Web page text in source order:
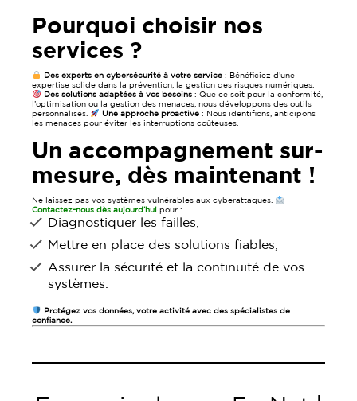
Pourquoi choisir nos
services ?
Des experts en cybersécurité à votre service: Bénéficiez d’une
expertise solide dans la prévention, la gestion des risques numériques.
Des solutions adaptées à vos besoins: Que ce soit pour la conformité,
l’optimisation ou la gestion des menaces, nous développons des outils
personnalisés.
Une approche proactive: Nous identifions, anticipons
les menaces pour éviter les interruptions coûteuses.
Un accompagnement sur-
mesure, dès maintenant !
Ne laissez pas vos systèmes vulnérables aux cyberattaques.
Contactez-nous dès aujourd’hui pour :
Diagnostiquer les failles,
Mettre en place des solutions fiables,
Assurer la sécurité et la continuité de vos
systèmes.
Protégez vos données, votre activité avec des spécialistes de
confiance.